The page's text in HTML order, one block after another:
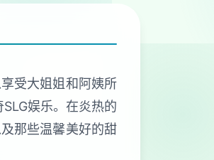
受大姐姐和阿姨所
娱乐。在炎热的
那些温馨美好的甜